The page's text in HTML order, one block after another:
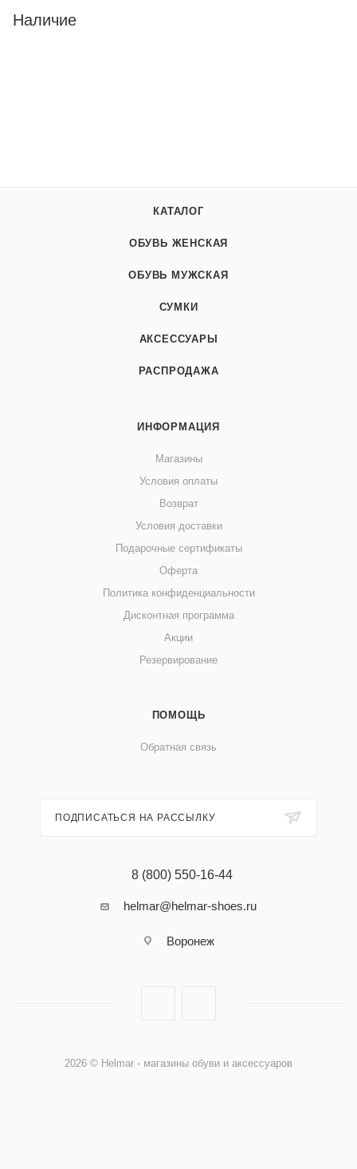
Наличие
КАТАЛОГ
ОБУВЬ ЖЕНСКАЯ
ОБУВЬ МУЖСКАЯ
СУМКИ
АКСЕССУАРЫ
РАСПРОДАЖА
ИНФОРМАЦИЯ
Магазины
Условия оплаты
Возврат
Условия доставки
Подарочные сертификаты
Оферта
Политика конфиденциальности
Дисконтная программа
Акции
Резервирование
ПОМОЩЬ
Обратная связь
ПОДПИСАТЬСЯ НА РАССЫЛКУ
8 (800) 550-16-44
helmar@helmar-shoes.ru
Воронеж
2026 © Helmar - магазины обуви и аксессуаров